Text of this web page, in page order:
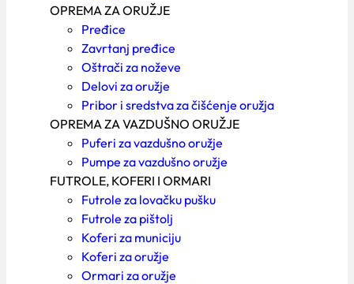
OPREMA ZA ORUŽJE
Pređice
Zavrtanj pređice
Oštrači za noževe
Delovi za oružje
Pribor i sredstva za čišćenje oružja
OPREMA ZA VAZDUŠNO ORUŽJE
Puferi za vazdušno oružje
Pumpe za vazdušno oružje
FUTROLE, KOFERI I ORMARI
Futrole za lovačku pušku
Futrole za pištolj
Koferi za municiju
Koferi za oružje
Ormari za oružje